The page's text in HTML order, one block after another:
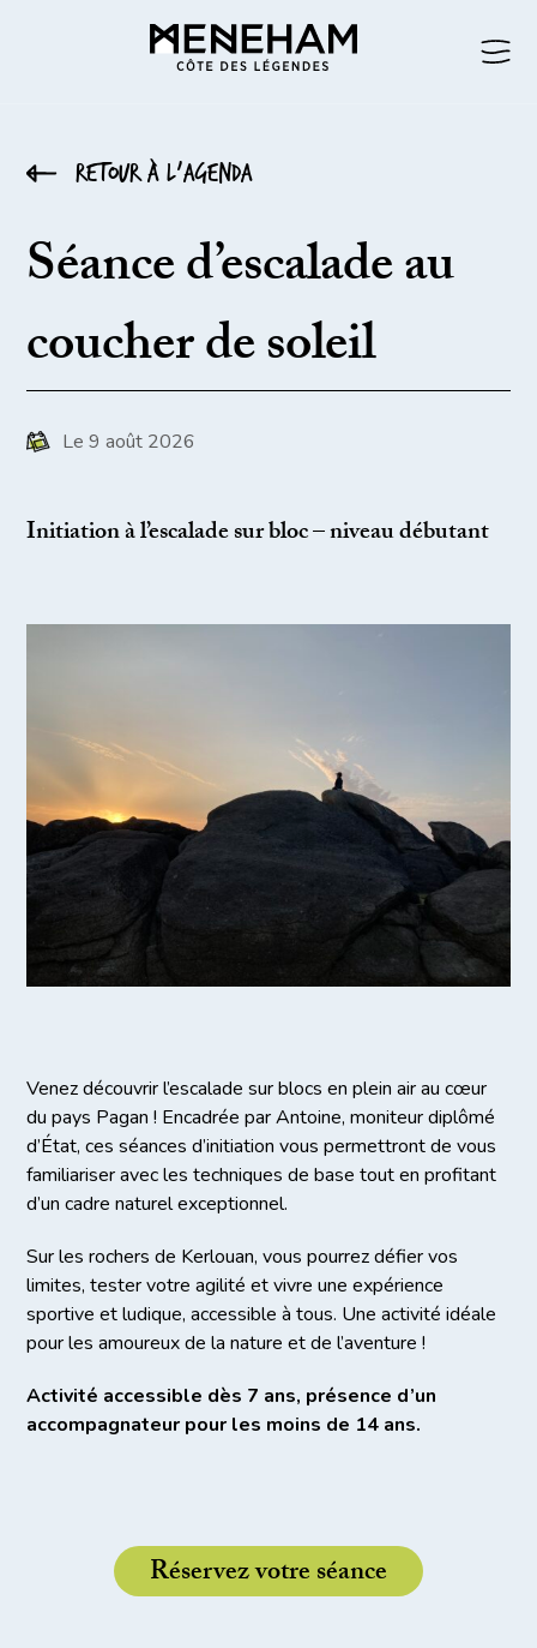
Retour à l’agenda
Séance d’escalade au
coucher de soleil
Le 9 août 2026
Initiation à l’escalade sur bloc – niveau débutant
Venez découvrir l’escalade sur blocs en plein air au cœur
du pays Pagan ! Encadrée par Antoine, moniteur diplômé
d’État, ces séances d’initiation vous permettront de vous
familiariser avec les techniques de base tout en profitant
d’un cadre naturel exceptionnel.
Sur les rochers de Kerlouan, vous pourrez défier vos
limites, tester votre agilité et vivre une expérience
sportive et ludique, accessible à tous. Une activité idéale
pour les amoureux de la nature et de l’aventure !
Activité accessible dès 7 ans, présence d’un
accompagnateur pour les moins de 14 ans.
Réservez votre séance